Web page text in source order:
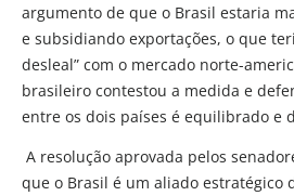
argumento de que o Brasil estaria
e subsidiando exportações, o que
desleal” com o mercado norte-
brasileiro contestou a medida e
entre os dois países é equilibrado e
A resolução aprovada pelos
que o Brasil é um aliado estratégico